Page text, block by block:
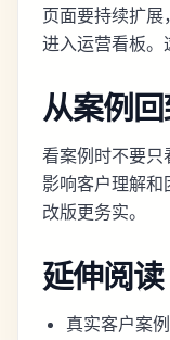
页面要持续扩展
进入运营看板。
从案例
看案例时不要只
影响客户理解
改版更务实。
延伸阅读
真实客户案例